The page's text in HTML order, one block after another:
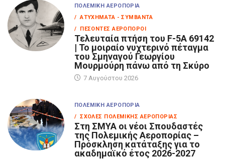
ΠΟΛΕΜΙΚΉ ΑΕΡΟΠΟΡΊΑ
/ ΑΤΥΧΉΜΑΤΑ - ΣΥΜΒΆΝΤΑ
/ ΠΕΣΌΝΤΕΣ ΑΕΡΟΠΌΡΟΙ
Τελευταία πτήση του F-5A 69142
| Το μοιραίο νυχτερινό πέταγμα
του Σμηναγού Γεωργίου
Μουρμούρη πάνω από τη Σκύρο
7 Αυγούστου 2026
ΠΟΛΕΜΙΚΉ ΑΕΡΟΠΟΡΊΑ
/ ΣΧΟΛΈΣ ΠΟΛΕΜΙΚΉΣ ΑΕΡΟΠΟΡΊΑΣ
Στη ΣΜΥΑ οι νέοι Σπουδαστές
της Πολεμικής Αεροπορίας –
Πρόσκληση κατάταξης για το
ακαδημαϊκό έτος 2026-2027